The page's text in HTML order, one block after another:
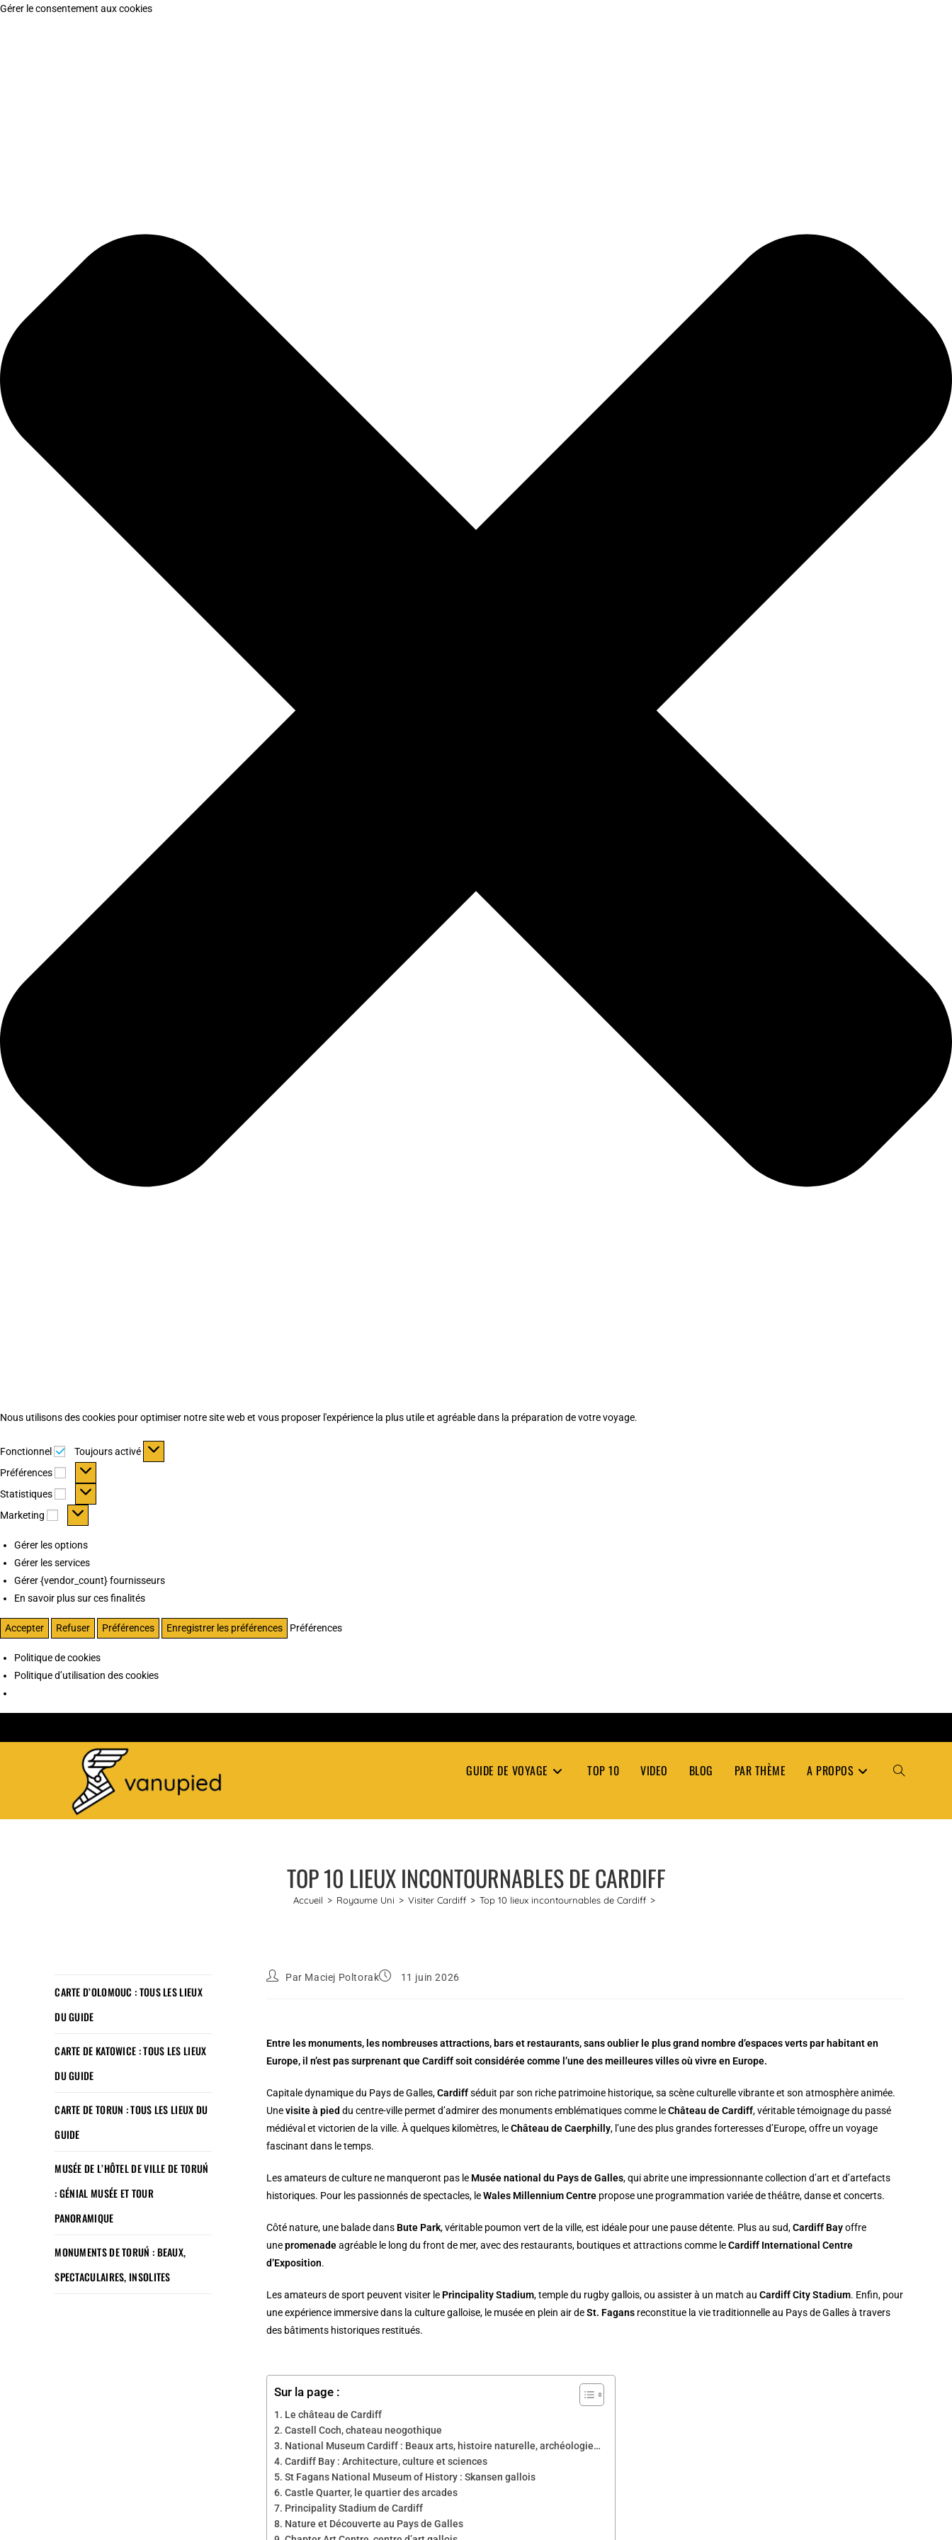
Gérer le consentement aux cookies
Nous utilisons des cookies pour optimiser notre site web et vous proposer l'expérience la plus utile et agréable dans la préparation de votre voyage.
Fonctionnel Fonctionnel
Toujours activé
Préférences
Préférences
Statistiques Statistiques
Marketing Marketing
Gérer les options
Gérer les services
Gérer {vendor_count} fournisseurs
En savoir plus sur ces finalités
Accepter Refuser Préférences Enregistrer les préférences Préférences
Politique de cookies
Politique d’utilisation des cookies
GUIDE DE VOYAGE TOP 10 VIDEO BLOG PAR THÈME A PROPOS TOGGLE
TOP 10 LIEUX INCONTOURNABLES DE CARDIFF
Accueil > Royaume Uni > Visiter Cardiff > Top 10 lieux incontournables de Cardiff >
CARTE D’OLOMOUC : TOUS LES LIEUX
DU GUIDE
CARTE DE KATOWICE : TOUS LES LIEUX
DU GUIDE
CARTE DE TORUN : TOUS LES LIEUX DU
GUIDE
MUSÉE DE L’HÔTEL DE VILLE DE TORUŃ
: GÉNIAL MUSÉE ET TOUR
PANORAMIQUE
MONUMENTS DE TORUŃ : BEAUX,
SPECTACULAIRES, INSOLITES
Par Maciej Poltorak 11 juin 2026
Entre les monuments, les nombreuses attractions, bars et restaurants, sans oublier le plus grand nombre d’espaces verts par habitant en
Europe, il n’est pas surprenant que Cardiff soit considérée comme l’une des meilleures villes où vivre en Europe.
Capitale dynamique du Pays de Galles,Cardiffséduit par son riche patrimoine historique, sa scène culturelle vibrante et son atmosphère animée.
Unevisite à pied du centre-ville permet d’admirer des monuments emblématiques comme leChâteau de Cardiff, véritable témoignage du passé
médiéval et victorien de la ville. À quelques kilomètres, leChâteau de Caerphilly, l’une des plus grandes forteresses d’Europe, offre un voyage
fascinant dans le temps.
Les amateurs de culture ne manqueront pas le Musée national du Pays de Galles, qui abrite une impressionnante collection d’art et d’artefacts
historiques. Pour les passionnés de spectacles, leWales Millennium Centre propose une programmation variée de théâtre, danse et concerts.
Côté nature, une balade dans Bute Park, véritable poumon vert de la ville, est idéale pour une pause détente. Plus au sud,Cardiff Bayoffre
unepromenadeagréable le long du front de mer, avec des restaurants, boutiques et attractions comme leCardiff International Centre
d’Exposition.
Les amateurs de sport peuvent visiter le Principality Stadium, temple du rugby gallois, ou assister à un match auCardiff City Stadium. Enfin, pour
une expérience immersive dans la culture galloise, le musée en plein air deSt. Fagans reconstitue la vie traditionnelle au Pays de Galles à travers
des bâtiments historiques restitués.
Sur la page :
Le château de Cardiff
Castell Coch, chateau neogothique
National Museum Cardiff : Beaux arts, histoire naturelle, archéologie…
Cardiff Bay : Architecture, culture et sciences
St Fagans National Museum of History : Skansen gallois
Castle Quarter, le quartier des arcades
Principality Stadium de Cardiff
Nature et Découverte au Pays de Galles